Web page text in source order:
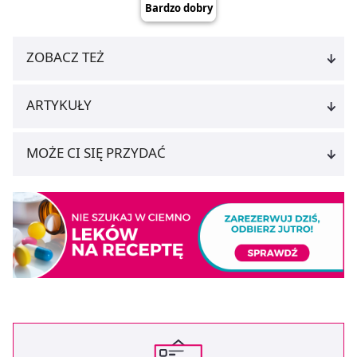
ZOBACZ TEŻ
ARTYKUŁY
MOŻE CI SIĘ PRZYDAĆ